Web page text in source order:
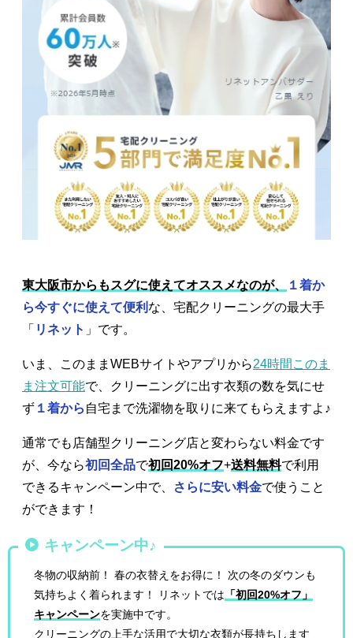
東大阪市からもスグに使えてオススメなのが、
１着か
ら今すぐに使えて便利 な、宅配クリーニングの最大手
「 リネット 」です。
いま、このままWEBサイトやアプリから24時間このま
ま注文可能で、クリーニングに出す衣類の数を気にせ
ず １着から 自宅まで洗濯物を取りに来てもらえますよ♪
通常でも店舗型クリーニング店と変わらない料金です
が、今なら初回全品で初回20%オフ+送料無料で利用
できるキャンペーン中で、
さらに安い料金で使うこと
ができます！
キャンペーン中♪
冬物の収納前！ 春の衣替えをお得に！ 次の冬のダウンも
気持ちよく着られます！ リネットでは 「初回20%オフ」
キャンペーンを実施中です。
クリーニングの上手な活用で大切な衣類が長持ちします